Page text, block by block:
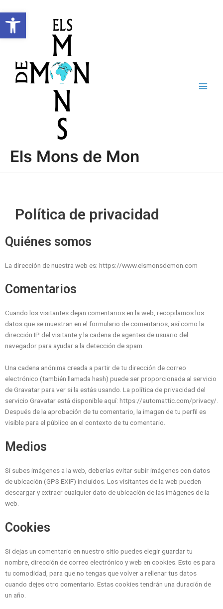
Obre la barra d'eines
contingut
Els Mons de Mon
Política de privacidad
Quiénes somos
La dirección de nuestra web es: https://www.elsmonsdemon.com
Comentarios
Cuando los visitantes dejan comentarios en la web, recopilamos los
datos que se muestran en el formulario de comentarios, así como la
dirección IP del visitante y la cadena de agentes de usuario del
navegador para ayudar a la detección de spam.
Una cadena anónima creada a partir de tu dirección de correo
electrónico (también llamada hash) puede ser proporcionada al servicio
de Gravatar para ver si la estás usando. La política de privacidad del
servicio Gravatar está disponible aquí: https://automattic.com/privacy/.
Después de la aprobación de tu comentario, la imagen de tu perfil es
visible para el público en el contexto de tu comentario.
Medios
Si subes imágenes a la web, deberías evitar subir imágenes con datos
de ubicación (GPS EXIF) incluidos. Los visitantes de la web pueden
descargar y extraer cualquier dato de ubicación de las imágenes de la
web.
Cookies
Si dejas un comentario en nuestro sitio puedes elegir guardar tu
nombre, dirección de correo electrónico y web en cookies. Esto es para
tu comodidad, para que no tengas que volver a rellenar tus datos
cuando dejes otro comentario. Estas cookies tendrán una duración de
un año.